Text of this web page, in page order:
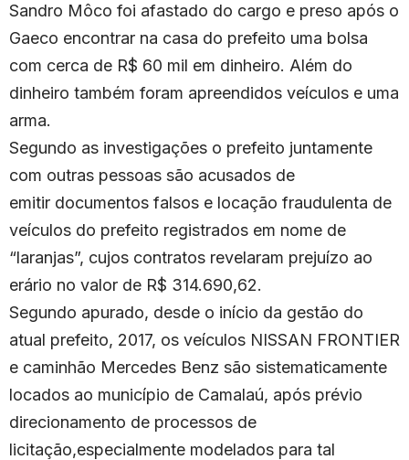
Sandro Môco foi afastado do cargo e preso após o
Gaeco encontrar na casa do prefeito uma bolsa
com cerca de R$ 60 mil em dinheiro. Além do
dinheiro também foram apreendidos veículos e uma
arma.
Segundo as investigações o prefeito juntamente
com outras pessoas são acusados de
emitir documentos falsos e locação fraudulenta de
veículos do prefeito registrados em nome de
“laranjas”, cujos contratos revelaram prejuízo ao
erário no valor de R$ 314.690,62.
Segundo apurado, desde o início da gestão do
atual prefeito, 2017, os veículos NISSAN FRONTIER
e caminhão Mercedes Benz são sistematicamente
locados ao município de Camalaú, após prévio
direcionamento de processos de
licitação,especialmente modelados para tal